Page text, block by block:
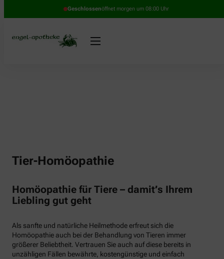
Geschlossenöffnet morgen um 08:00 Uhr
Tier-Homöopathie
Homöopathie für Tiere – damit’s Ihrem
Liebling gut geht
Als sanfte und natürliche Heilmethode erfreut sich die
Homöopathie auch bei der Behandlung von Tieren immer
größerer Beliebtheit. Vertrauen Sie auch auf diese bereits in
unzähligen Fällen bewährte, kostengünstige und einfach